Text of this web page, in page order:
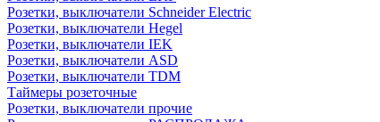
Розетки, выключатели Schneider Electric
Розетки, выключатели Hegel
Розетки, выключатели IEK
Розетки, выключатели ASD
Розетки, выключатели TDM
Таймеры розеточные
Розетки, выключатели прочие